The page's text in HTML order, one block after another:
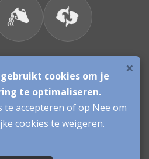
Werken als Medium
×
cookies om je
te optimaliseren.
te accepteren of op Nee om
cookies te weigeren.